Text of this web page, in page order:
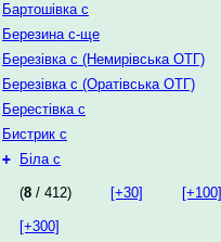
Бартошівка с
Березина с-ще
Березівка с (Немирівська ОТГ)
Березівка с (Оратівська ОТГ)
Берестівка с
Бистрик с
+
Біла с
(8 / 412) [+30] [+100]
[+300]